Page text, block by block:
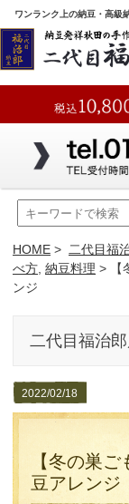
ワンランク上の納豆・高級
HOME > 二代目福
べ方 納豆料理 > 【
ンジ
二代目福治
2022/02/18
【冬の巣
豆アレンジ